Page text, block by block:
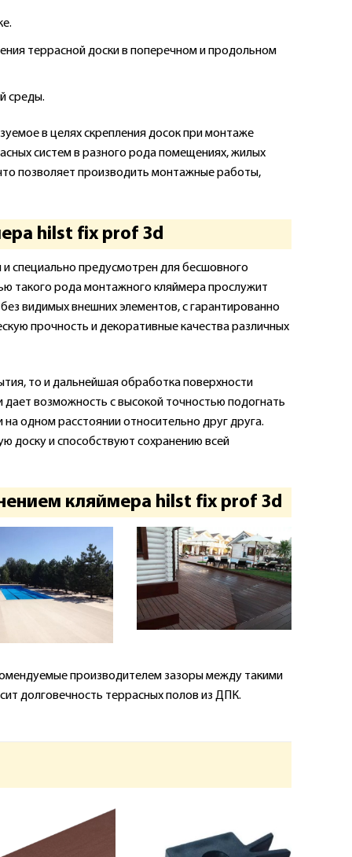
террасной доски в поперечном и продольном
среды.
в целях скрепления досок при монтаже
систем в разного рода помещениях, жилых
позволяет производить монтажные работы,
hilst fix prof 3d
специально предусмотрен для бесшовного
такого рода монтажного кляймера прослужит
видимых внешних элементов, с гарантированно
прочность и декоративные качества различных
то и дальнейшая обработка поверхности
возможность с высокой точностью подогнать
одном расстоянии относительно друг друга.
доску и способствуют сохранению всей
кляймера hilst fix prof 3d
производителем зазоры между такими
долговечность террасных полов из ДПК.